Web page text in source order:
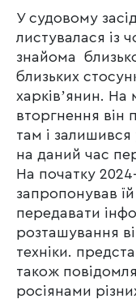
У судовому
листувалася із
знайома
близьких
харківʼянин.
вторгнення він
там і залишився
на даний час
На початку
запропонував
передавати
розташування
техніки.
також
росіянами